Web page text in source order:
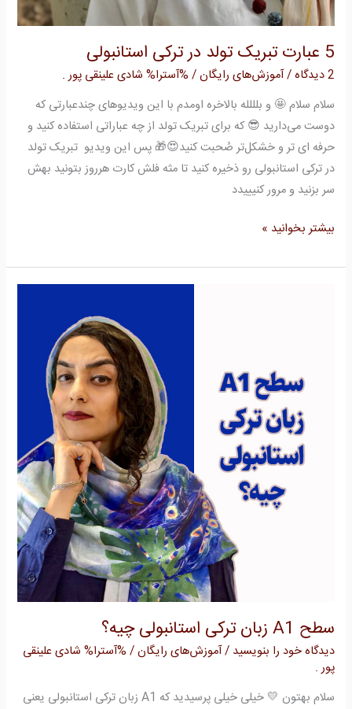
5 عبارت تبریک تولد در ترکی استانبولی
2 دیدگاه /آموزش‌های رایگان/ %آسترا% شادی علینقی پور .
سلام سلام 🤩 و بلللله بالاخره اومدم با این ویدیوهای چندعبارتی که
دوست می‌دارید 😎 که برای تبریک تولد از چه عباراتی استفاده کنید و
حرفه ای تر و خشکل‌تر صُحبت کنید😍🎁 پس این ویدیو تبریک تولد
در ترکی استانبولی رو ذخیره کنید تا مثه فلش کارت هرروز بتونید بهش
سر بزنید و مرور کنیییدد
بیشتر بخوانید »
سطح A1 زبان ترکی استانبولی چیه؟
دیدگاه‌ خود را بنویسید /آموزش‌های رایگان/ %آسترا% شادی علینقی
پور .
سلام بهتون 💛 خیلی خیلی پرسیدید که A1 زبان ترکی استانبولی یعنی
استانبولی